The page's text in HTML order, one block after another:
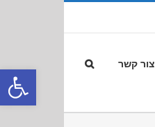
פתח צור קשר